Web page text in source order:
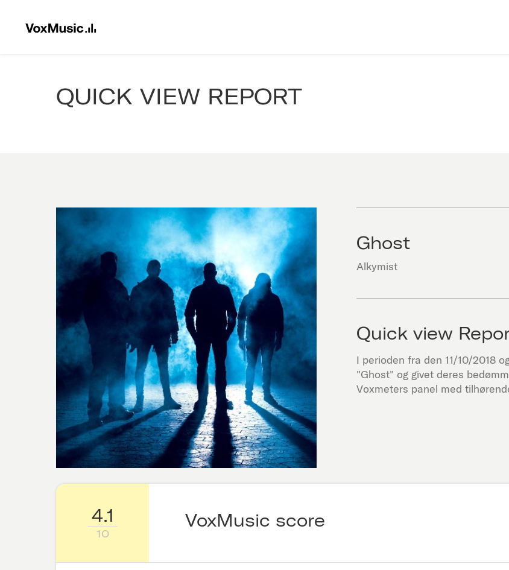
QUICK VIEW REPORT
Ghost
Alkymist
Quick view
I perioden fra den 11/10/2018
"Ghost" og givet deres
Voxmeters panel med
4.1
10
VoxMusic score